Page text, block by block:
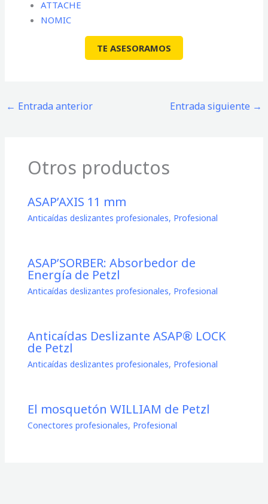
ATTACHE
NOMIC
TE ASESORAMOS
← Entrada anterior Entrada siguiente →
Otros productos
ASAP’AXIS 11 mm
Anticaídas deslizantes profesionales, Profesional
ASAP’SORBER: Absorbedor de
Energía de Petzl
Anticaídas deslizantes profesionales, Profesional
Anticaídas Deslizante ASAP® LOCK
de Petzl
Anticaídas deslizantes profesionales, Profesional
El mosquetón WILLIAM de Petzl
Conectores profesionales, Profesional